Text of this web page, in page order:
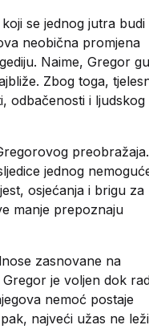
se jednog jutra budi
neobična promjena
Naime, Gregor
Zbog toga,
odbačenosti i ljudskog
preobražaja.
jednog
osjećanja i brigu za
manje prepoznaju
zasnovane na
je voljen dok
nemoć postaje
najveći užas ne